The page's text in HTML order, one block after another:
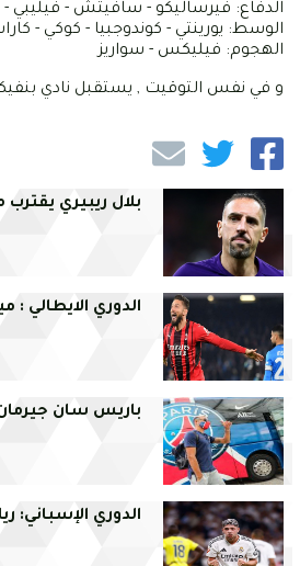
الدفاع: فيرساليكو - سافيتش - فيليبي -
الوسط: يورينتي - كوندوجبيا - كوكي -
الهجوم: فيليكس - سواريز
و في نفس التوقيت , يستقبل نادي
بلال ريبيري
الدوري الايطالي :
باريس سان
الدوري الإسباني: